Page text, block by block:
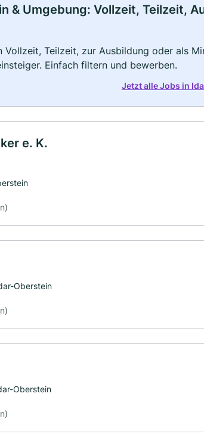
& Umgebung: Vollzeit, Teilzeit,
Vollzeit, Teilzeit, zur Ausbildung oder als
Einfach filtern und bewerben.
Jetzt alle Jobs in
e. K.
Oberstein
Oberstein